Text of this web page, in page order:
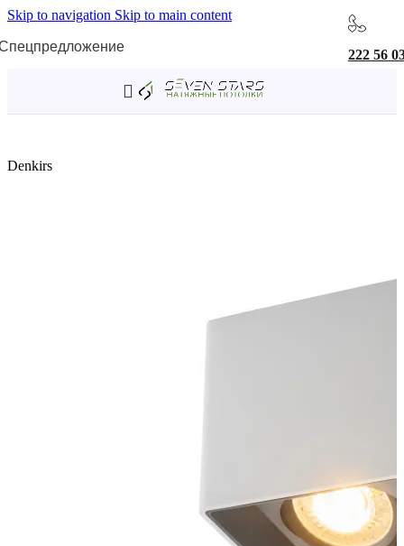
Skip to navigation Skip to main content
222 56
Светильники
Denkirs